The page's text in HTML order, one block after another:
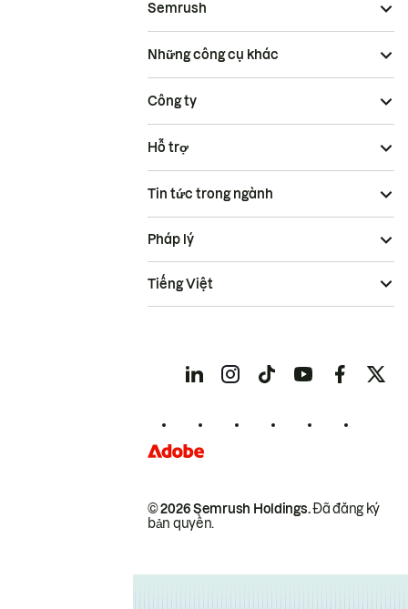
Semrush
Những công cụ khác
Công ty
Hỗ trợ
Tin tức trong ngành
© 2026 Semrush Holdings.Đã đăng ký
bản quyền.
Pháp lý
Tiếng Việt